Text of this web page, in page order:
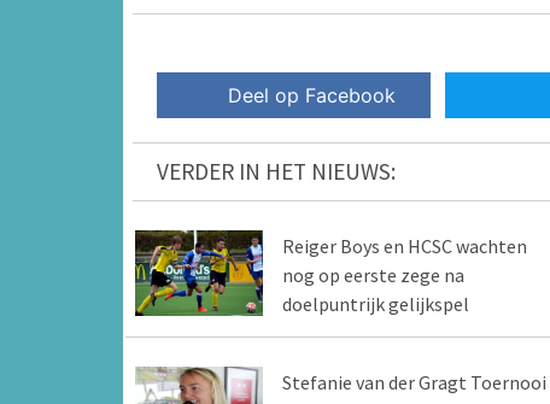
Deel op Facebook
VERDER IN HET NIEUWS:
Reiger Boys en HCSC wachten
nog op eerste zege na
doelpuntrijk gelijkspel
Stefanie van der Gragt Toernooi